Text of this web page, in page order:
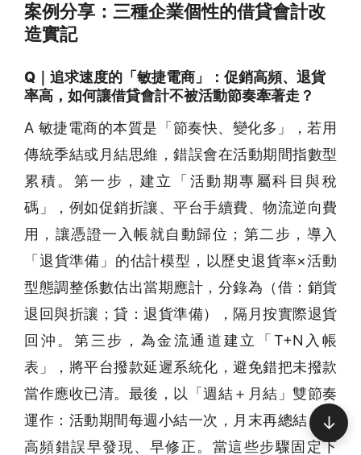
案例分享：三種企業個性的借貸會計改
造實記
Q｜追求速度的「敏捷電商」：促銷高頻、退貨
率高，如何讓借貸會計不被活動節奏牽著走？
A 敏捷電商的本質是「節奏快、變化多」，若用
傳統季結或月結思維，錯誤會在活動期間指數型
累積。第一步，建立「活動期專屬科目與稅
碼」，例如促銷折讓、平台手續費、物流逆向費
用，讓憑證一入帳就自動歸位；第二步，導入
「退貨準備」的估計模型，以歷史退貨率×活動
型態調整係數估出當期應計，分錄為（借：銷貨
退回與折讓；貸：退貨準備），隔月按實際退貨
回沖。第三步，為金流通道建立「T+N入帳
表」，將平台撥款延遲系統化，避免錯把未撥款
當作應收已清。最後，以「週結＋月結」雙節奏
運作：活動期間每週小結一次，月末再總結，把
高頻錯誤早發現、早修正。當這些步驟固定下
↓